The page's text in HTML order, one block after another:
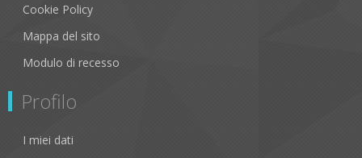
Cookie Policy
Mappa del sito
Modulo di recesso
Profilo
I miei dati